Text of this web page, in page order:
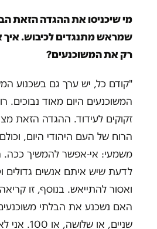
מי שיכניסו את ההגדה הזאת
שמראש מתנגדים לכיבוש.
רק את המשוכנעים?
"קודם כל, יש ערך גם בשכנוע
המשוכנעים היום מאוד נבוכים.
זקוקים לעידוד. ההגדה הזאת
הרוח של העם היהודי היום,
משמעי: אי-אפשר להמשיך ככה.
לדעת שיש איתם אנשים גדולים
ואסור להתייאש. בנוסף, זו
האם נשכנע את הבלתי
שניים, או